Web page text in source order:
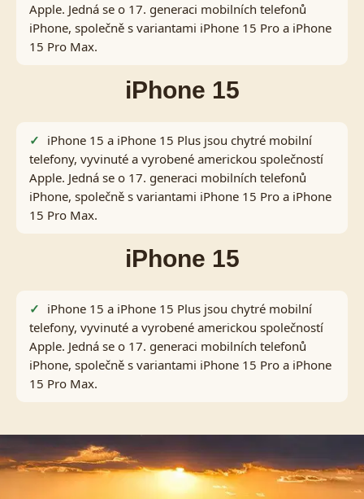
Apple. Jedná se o 17. generaci mobilních telefonů
iPhone, společně s variantami iPhone 15 Pro a iPhone
15 Pro Max.
iPhone 15
iPhone 15 a iPhone 15 Plus jsou chytré mobilní
telefony, vyvinuté a vyrobené americkou společností
Apple. Jedná se o 17. generaci mobilních telefonů
iPhone, společně s variantami iPhone 15 Pro a iPhone
15 Pro Max.
iPhone 15
iPhone 15 a iPhone 15 Plus jsou chytré mobilní
telefony, vyvinuté a vyrobené americkou společností
Apple. Jedná se o 17. generaci mobilních telefonů
iPhone, společně s variantami iPhone 15 Pro a iPhone
15 Pro Max.